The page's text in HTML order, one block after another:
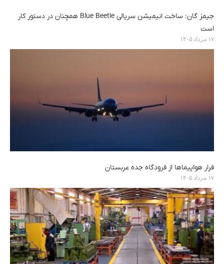
جیمز گان: ساخت انیمیشن سریالی Blue Beetle همچنان در دستور کار
است
۱۷ مرداد ۱۴۰۵
فرار هواپیماها از فرودگاه جده عربستان
۱۷ مرداد ۱۴۰۵